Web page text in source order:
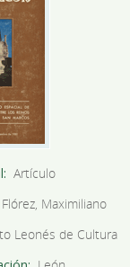
Artículo
Maximiliano
Leonés de Cultura